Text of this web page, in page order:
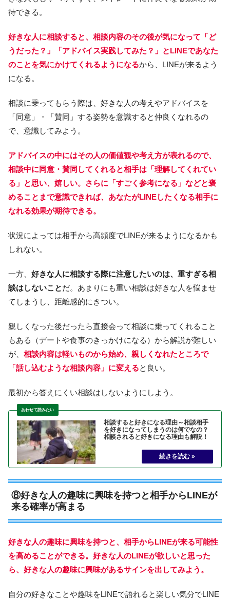
待できる。
好きな人に相談すると、相談内容のその後が気になって「ど
うだった？」「アドバイス実践してみた？」とLINEであなた
のことを気にかけてくれるようになるから、LINEが来るよう
になる。
相談に乗ってもらう際は、好きな人の考えやアドバイスを
「同意」・「賛同」する姿勢を意識すると仲良くなれるの
で、意識してみよう。
アドバイスの中にはその人の価値観や考え方が表れるので、
相談中に同意・賛同してくれると相手は「理解してくれてい
る」と思い、嬉しい。さらに「すごく参考になる」などと褒
めることまで意識できれば、あなたがLINEしたくなる相手に
なれる効果が期待できる。
状況によっては相手から高頻度でLINEが来るようになるかも
しれない。
一方、 好きな人に相談する際に注意したいのは、重すぎる相
談はしないことだ。あまりにも重い相談は好きな人を悩ませ
てしまうし、距離感的にきつい。
親しくなった後だったら直接会って相談に乗ってくれること
もある（デートや食事のきっかけになる）から解説が難しい
が、 相談内容は軽いものから始め、親しくなれたところで
「話し込むような相談内容」に変えると良い。
最初から答えにくい相談はしないようにしよう。
相談すると好きになる理由～相談相手
を好きになってしまうのは何でなの？
相談されると好きになる理由も解説！
⑧好きな人の趣味に興味を持つと相手からLINEが
来る確率が高まる
好きな人の趣味に興味を持つと、相手からLINEが来る可能性
を高めることができる。 好きな人のLINEが欲しいと思った
ら、好きな人の趣味に興味があるサインを出してみよう。
自分の好きなことや趣味をLINEで語れると楽しい気分でLINE